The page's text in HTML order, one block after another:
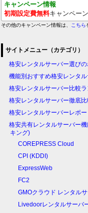
キャンペーン情報
初期設定費無料キャンペー
その他のキャンペーン情報は、 こちら
サイトメニュー（カテゴリ）
格安レンタルサーバー選びの
機能別おすすめ格安レンタ
格安レンタルサーバー比較
格安レンタルサーバー徹底比
格安レンタルサーバーレポー
格安共有レンタルサーバー
キング)
COREPRESS Cloud
CPI (KDDI)
ExpressWeb
FC2
GMOクラウド レンタル
Livedoorレンタルサーバ